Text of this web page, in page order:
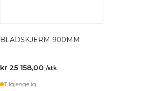
BLADSKJERM 900MM
kr 25 158,00 /stk
Tilgjengelig